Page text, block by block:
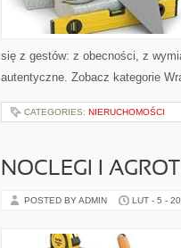
się z gestów: z obecności, z
autentyczne. Zobacz kategorie
CATEGORIES: NIERUCHOMOŚCI
NOCLEGI I
POSTED BY ADMIN LUT - 5 -